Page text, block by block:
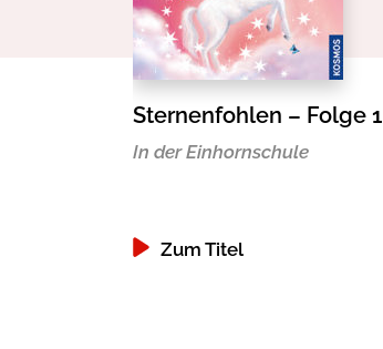
Sternenfohlen – Folge 1
In der Einhornschule
Zum Titel